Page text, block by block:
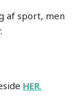
af sport, men
HER.